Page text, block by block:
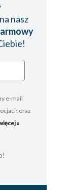
nasz
e-mail
oraz
»